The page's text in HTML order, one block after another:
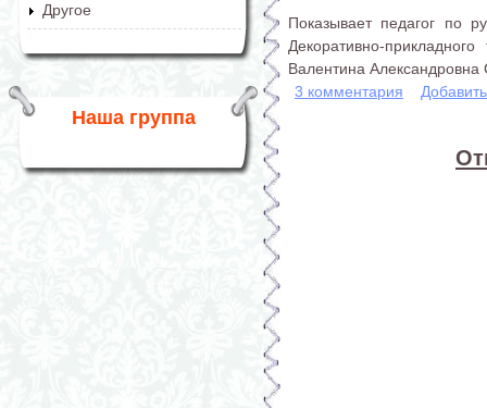
Другое
Наша группа
Показывает педагог по
Декоративно-
Валентина Александровна
3 комментария